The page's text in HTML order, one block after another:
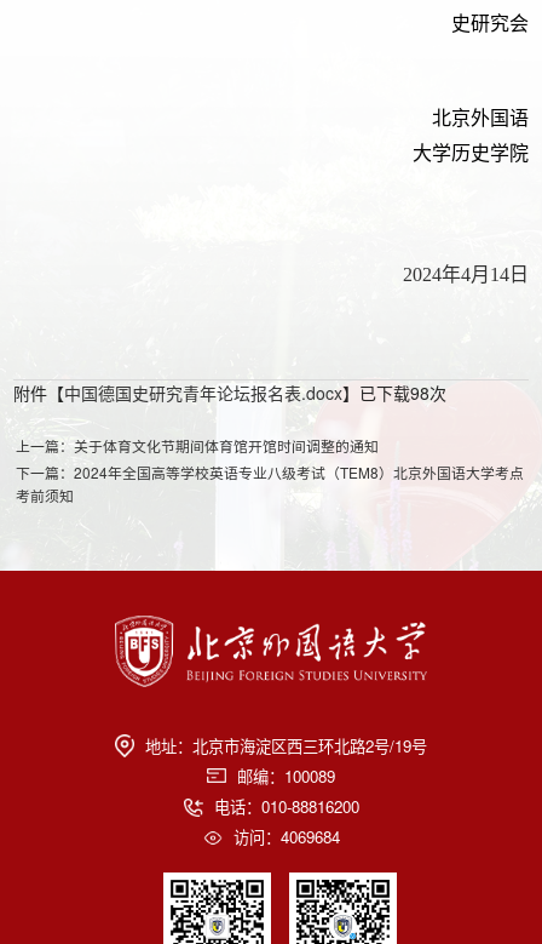
史研究会
北京外国语
大学历史学院
2024年4月 14日
附件【中国德国史研究青年论坛报名表.docx】已下载98次
上一篇：关于体育文化节期间体育馆开馆时间调整的通知
下一篇：2024年全国高等学校英语专业八级考试（TEM8）北京外国语大学考点
考前须知
地址：北京市海淀区西三环北路2号/19号
邮编：100089
电话：010-88816200
访问： 4069684